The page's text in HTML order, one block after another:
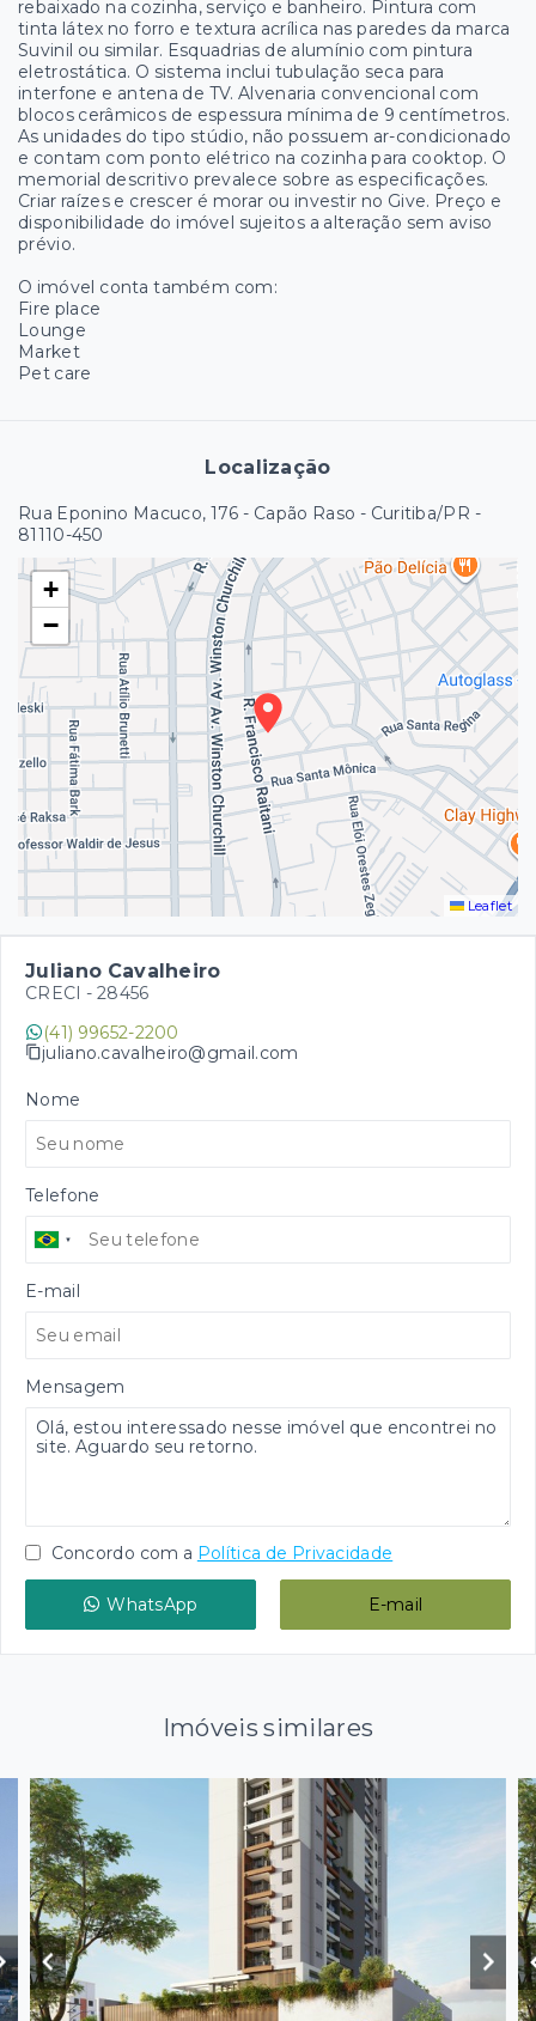
rebaixado na cozinha, serviço e banheiro. Pintura com
tinta látex no forro e textura acrílica nas paredes da marca
Suvinil ou similar. Esquadrias de alumínio com pintura
eletrostática. O sistema inclui tubulação seca para
interfone e antena de TV. Alvenaria convencional com
blocos cerâmicos de espessura mínima de 9 centímetros.
As unidades do tipo stúdio, não possuem ar-condicionado
e contam com ponto elétrico na cozinha para cooktop. O
memorial descritivo prevalece sobre as especificações.
Criar raízes e crescer é morar ou investir no Give. Preço e
disponibilidade do imóvel sujeitos a alteração sem aviso
prévio.
O imóvel conta também com:
Fire place
Lounge
Market
Pet care
Localização
Rua Eponino Macuco, 176 - Capão Raso - Curitiba/PR -
81110-450
+
−
Leaflet
Juliano Cavalheiro
CRECI - 28456
(41) 99652-2200
juliano.cavalheiro@gmail.com
Nome
Telefone
E-mail
Mensagem
Concordo com a Política de Privacidade
WhatsApp E-mail
Imóveis similares